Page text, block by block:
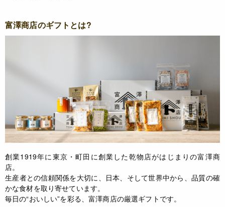
富澤商店のギフトとは?
創業1919年に東京・町田に創業した乾物店がはじまりの富澤商
店。
生産者との信頼関係を大切に、日本、そして世界中から、品質の確
かな食材を取り寄せています。
毎日の“おいしい”を彩る、富澤商店の厳選ギフトです。